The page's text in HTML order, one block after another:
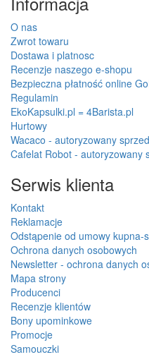
O nas
Zwrot towaru
Dostawa i platnosc
Recenzje naszego e-shopu
Bezpieczna płatność online
Regulamin
EkoKapsulki.pl = 4Barista.pl
Hurtowy
Wacaco - autoryzowany
Cafelat Robot - autoryzowany
Serwis klienta
Kontakt
Reklamacje
Odstąpenie od umowy kupna-
Ochrona danych osobowych
Newsletter - ochrona danych
Mapa strony
Producenci
Recenzje klientów
Bony upominkowe
Promocje
Samouczki